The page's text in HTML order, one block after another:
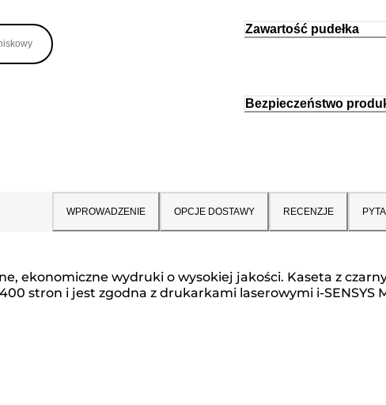
Zawartość pudełka
Bezpieczeństwo
WPROWADZENIE OPCJE DOSTAWY RECENZJE
ekonomiczne wydruki o wysokiej jakości. Kaseta z
stron i jest zgodna z drukarkami laserowymi i-SENSYS